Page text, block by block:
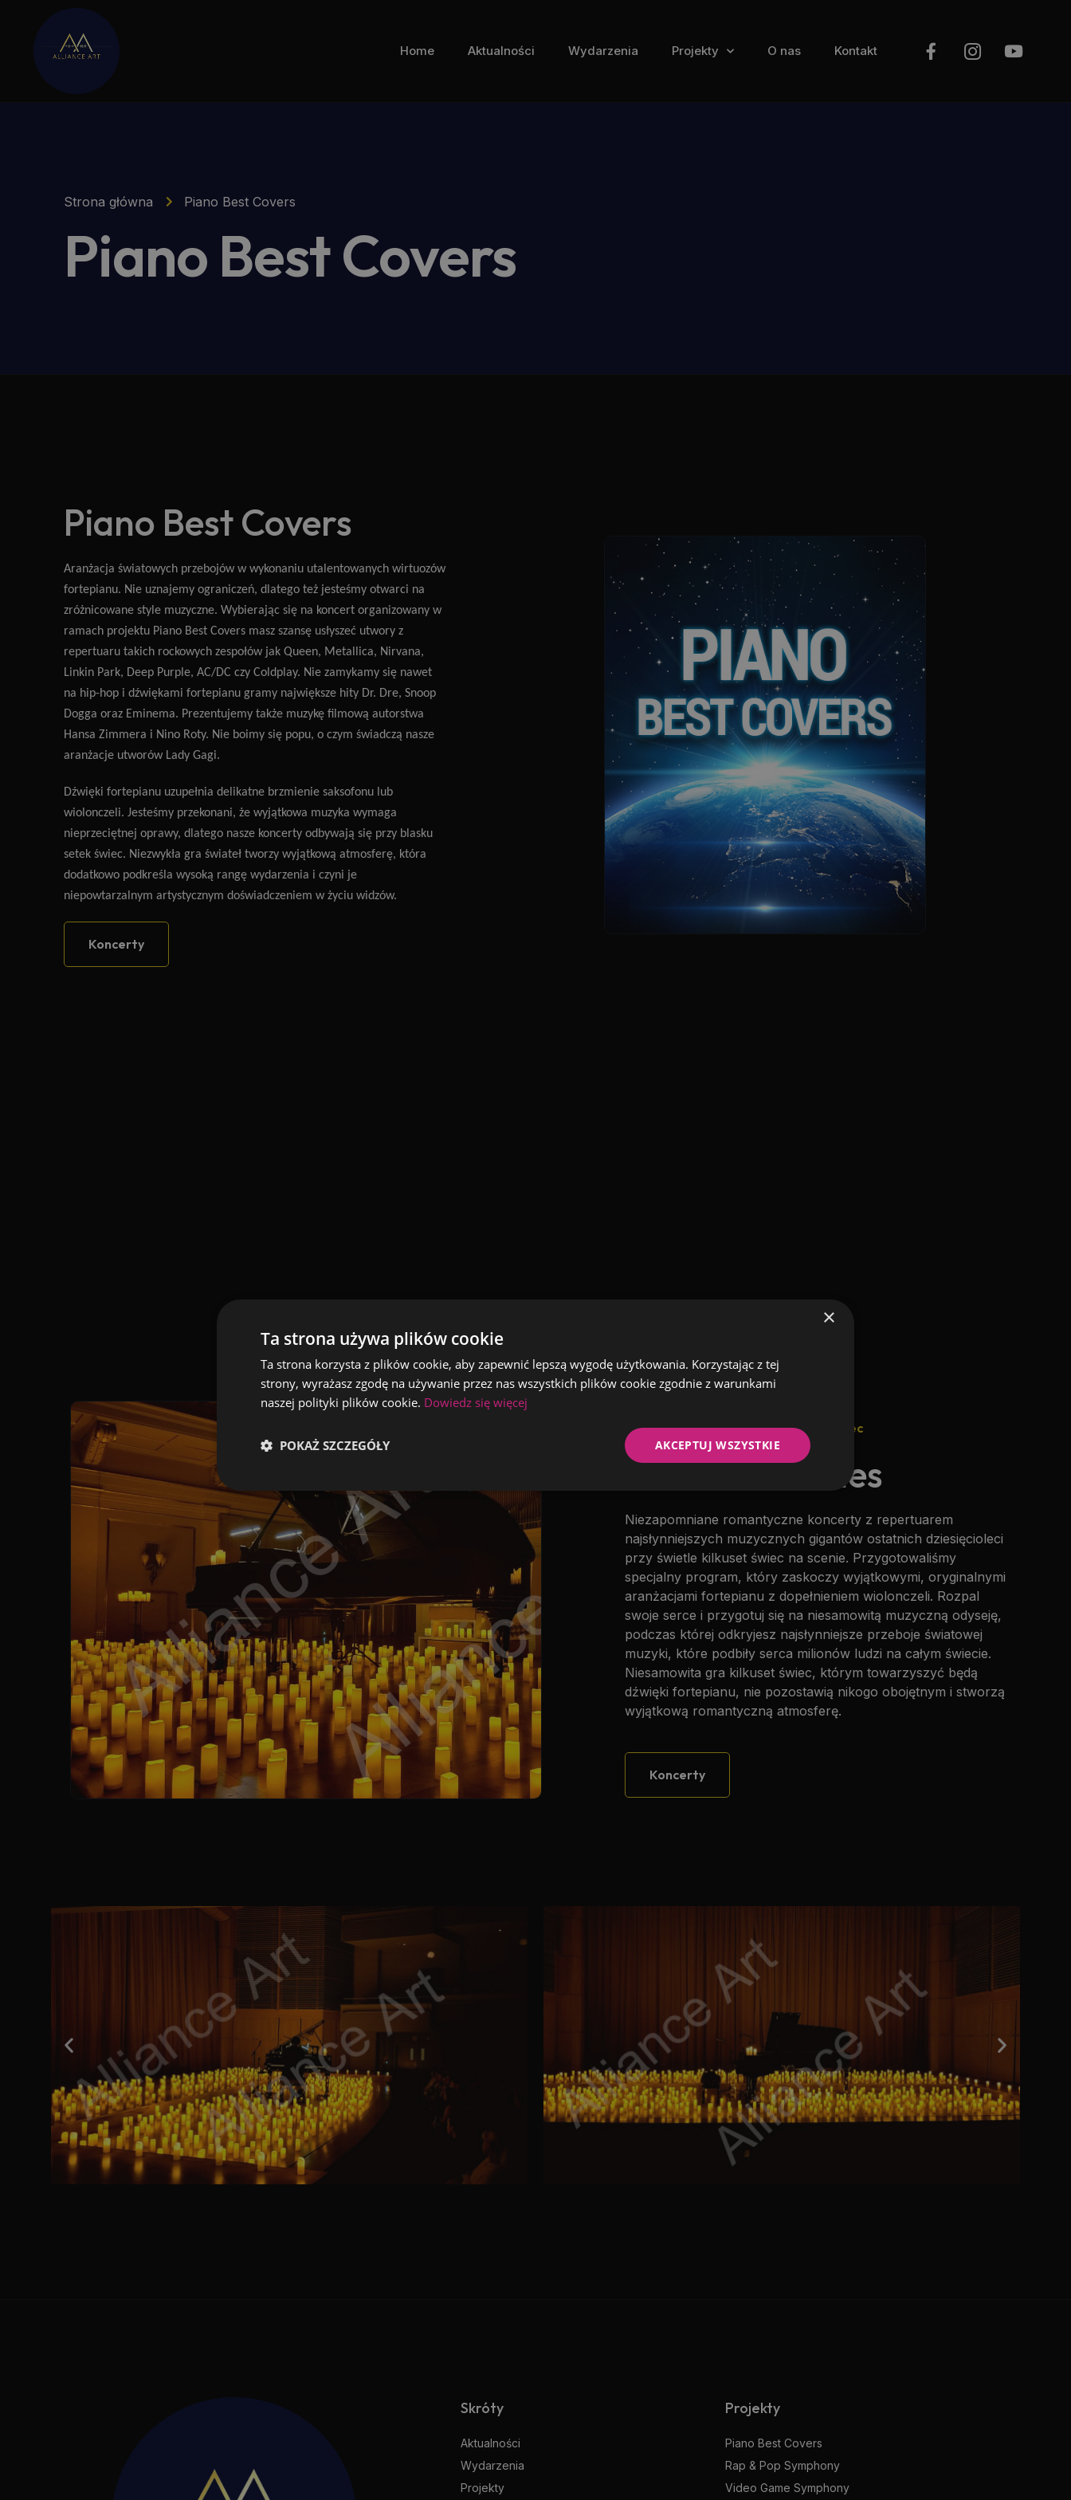
Home Aktualności Wydarzenia Projekty O nas Kontakt
Strona główna Piano Best Covers
Piano Best Covers
Piano Best Covers
Aranżacja światowych przebojów w wykonaniu utalentowanych wirtuozów
fortepianu. Nie uznajemy ograniczeń, dlatego też jesteśmy otwarci na
zróżnicowane style muzyczne. Wybierając się na koncert organizowany w
ramach projektu Piano Best Covers masz szansę usłyszeć utwory z
repertuaru takich rockowych zespołów jak Queen, Metallica, Nirvana,
Linkin Park, Deep Purple, AC/DC czy Coldplay. Nie zamykamy się nawet
na hip-hop i dźwiękami fortepianu gramy największe hity Dr. Dre, Snoop
Dogga oraz Eminema. Prezentujemy także muzykę filmową autorstwa
Hansa Zimmera i Nino Roty. Nie boimy się popu, o czym świadczą nasze
aranżacje utworów Lady Gagi.
Dźwięki fortepianu uzupełnia delikatne brzmienie saksofonu lub
wiolonczeli. Jesteśmy przekonani, że wyjątkowa muzyka wymaga
nieprzeciętnej oprawy, dlatego nasze koncerty odbywają się przy blasku
setek świec. Niezwykła gra świateł tworzy wyjątkową atmosferę, która
dodatkowo podkreśla wysoką rangę wydarzenia i czyni je
niepowtarzalnym artystycznym doświadczeniem w życiu widzów.
Koncerty
Najsłynniejsze utwory przy blasku świec
Music & Candles
Niezapomniane romantyczne koncerty z repertuarem
najsłynniejszych muzycznych gigantów ostatnich dziesięcioleci
przy świetle kilkuset świec na scenie. Przygotowaliśmy
specjalny program, który zaskoczy wyjątkowymi, oryginalnymi
aranżacjami fortepianu z dopełnieniem wiolonczeli. Rozpal
swoje serce i przygotuj się na niesamowitą muzyczną odyseję,
podczas której odkryjesz najsłynniejsze przeboje światowej
muzyki, które podbiły serca milionów ludzi na całym świecie.
Niesamowita gra kilkuset świec, którym towarzyszyć będą
dźwięki fortepianu, nie pozostawią nikogo obojętnym i stworzą
wyjątkową romantyczną atmosferę.
Koncerty
Skróty
Aktualności
Wydarzenia
Projekty
Projekty
Piano Best Covers
Rap & Pop Symphony
Video Game Symphony
×
Ta strona używa plików cookie
Ta strona korzysta z plików cookie, aby zapewnić lepszą wygodę użytkowania. Korzystając z tej
strony, wyrażasz zgodę na używanie przez nas wszystkich plików cookie zgodnie z warunkami
naszej polityki plików cookie. Dowiedz się więcej
AKCEPTUJ WSZYSTKIE
POKAŻ SZCZEGÓŁY